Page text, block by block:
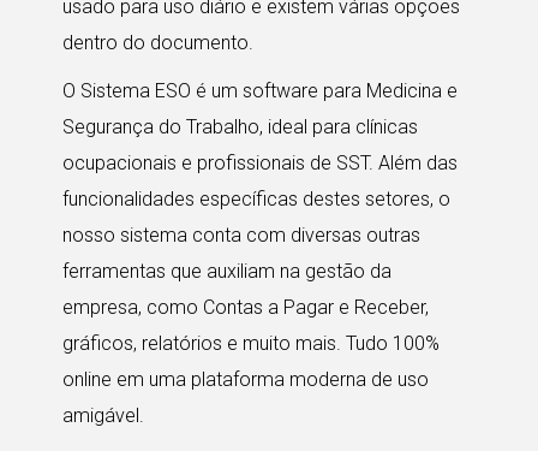
usado para uso diário e existem várias opções
dentro do documento.
O Sistema ESO é um software para Medicina e
Segurança do Trabalho, ideal para clínicas
ocupacionais e profissionais de SST. Além das
funcionalidades específicas destes setores, o
nosso sistema conta com diversas outras
ferramentas que auxiliam na gestão da
empresa, como Contas a Pagar e Receber,
gráficos, relatórios e muito mais. Tudo 100%
online em uma plataforma moderna de uso
amigável.